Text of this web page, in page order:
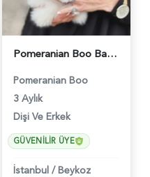
Pomeranian Boo Baby Face Yavrularımız - 6023
Pomeranian Boo
3 Aylık
Dişi Ve Erkek
GÜVENILIR ÜYE
İstanbul / Beykoz